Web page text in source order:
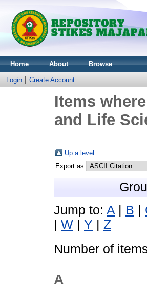
Home About Browse
Login Create Account
Items
and Life
Up a level
Export as
Jump to: A B
W Y
Z
Number of
A